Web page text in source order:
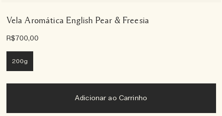
Vela Aromática English Pear & Freesia
R$700,00
200g
Adicionar ao Carrinho